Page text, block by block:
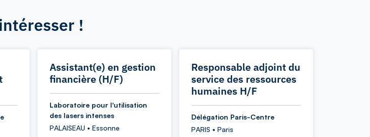
!
Assistant(e) en gestion
financière (H/F)
Laboratoire pour l'utilisation
des lasers intenses
PALAISEAU • Essonne
Responsable adjoint du
service des ressources
humaines H/F
Délégation Paris-Centre
PARIS • Paris